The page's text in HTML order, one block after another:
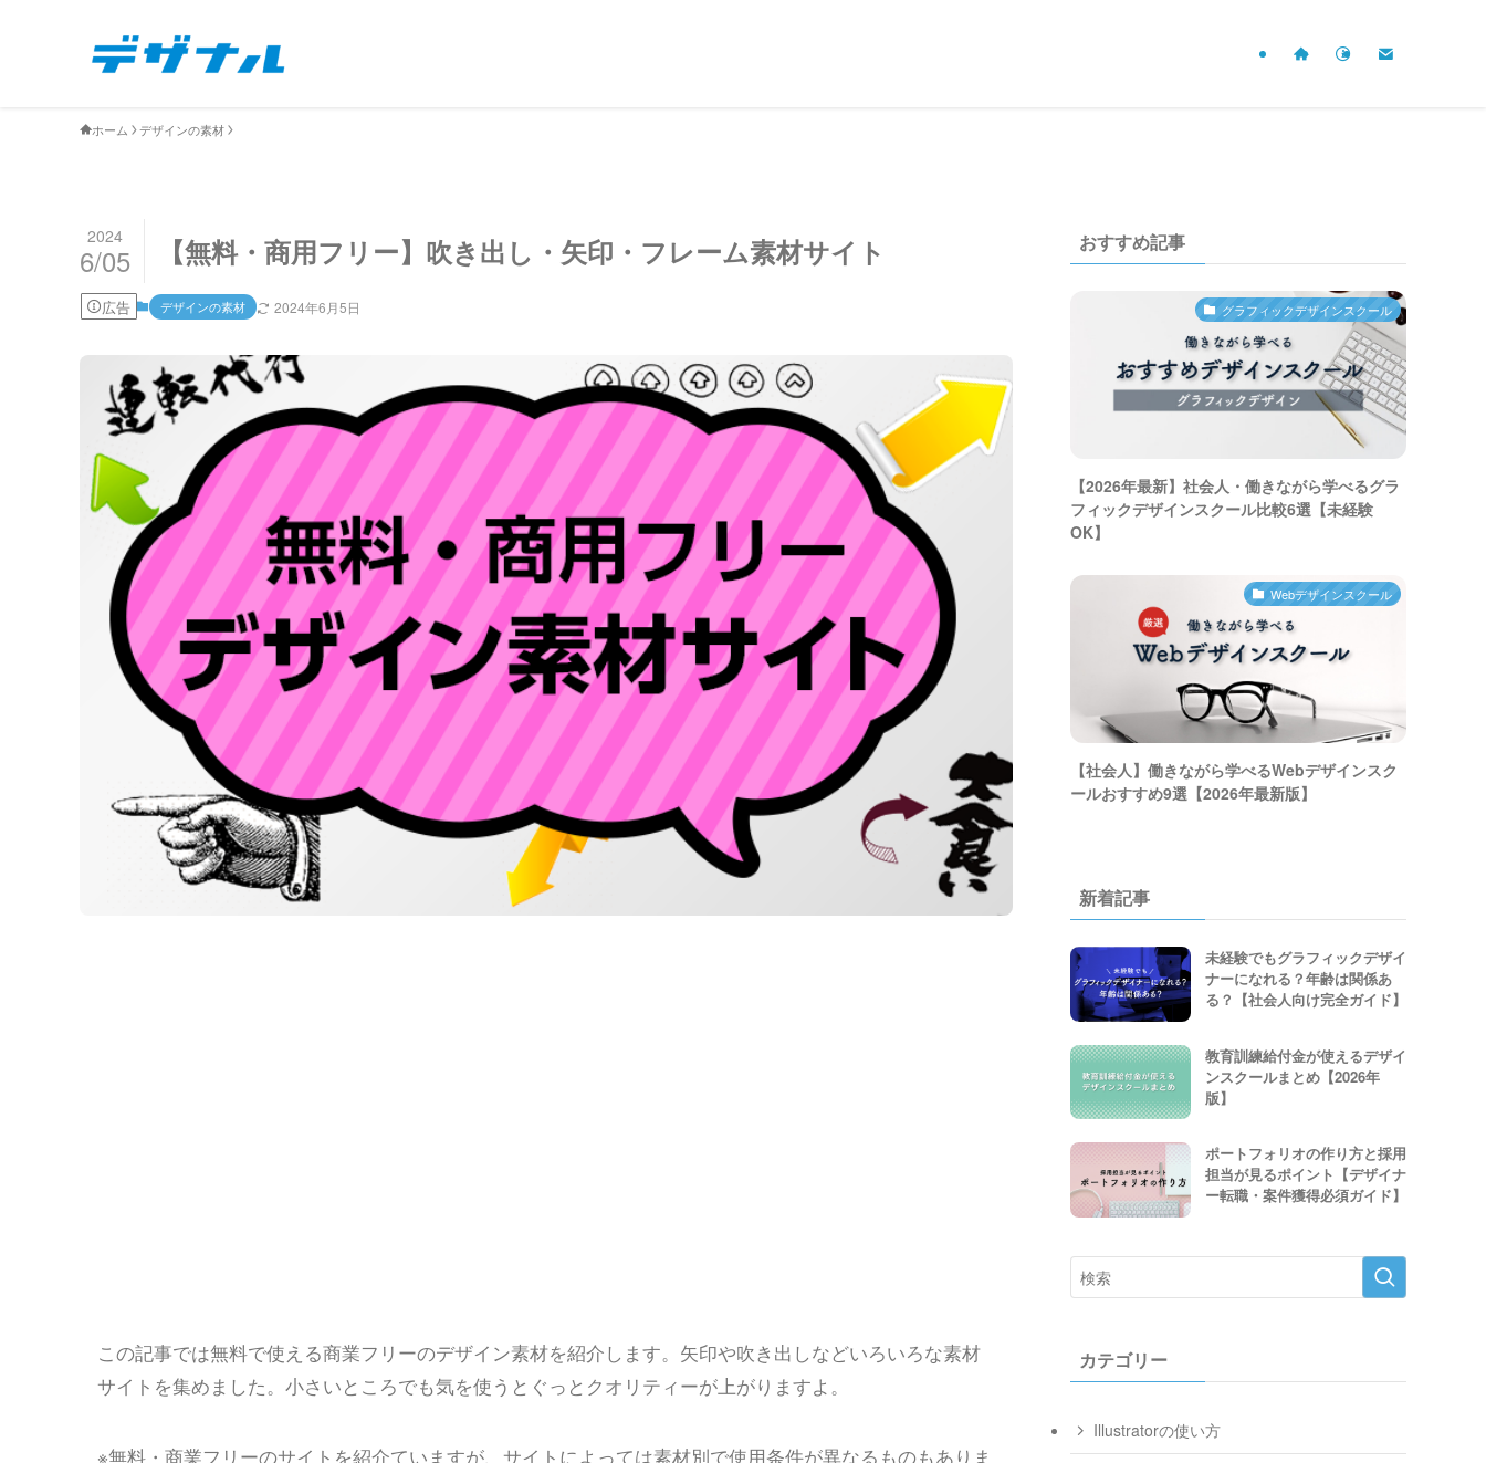
ホーム デザインの素材
【無料・商用フリー】吹き出し・矢印・フレーム素材サイト
2024
6/05
広告 デザインの素材 2024年6月5日
この記事では無料で使える商業フリーのデザイン素材を紹介します。矢印や吹き出しなどいろいろな素材
サイトを集めました。小さいところでも気を使うとぐっとクオリティーが上がりますよ。
※無料・商業フリーのサイトを紹介ていますが、サイトによっては素材別で使用条件が異なるものもありま
おすすめ記事
グラフィックデザインスクール
【2026年最新】社会人・働きながら学べるグラ
フィックデザインスクール比較6選【未経験
OK】
Webデザインスクール
【社会人】働きながら学べるWebデザインスク
ールおすすめ9選【2026年最新版】
新着記事
未経験でもグラフィックデザイ
ナーになれる？年齢は関係あ
る？【社会人向け完全ガイド】
教育訓練給付金が使えるデザイ
ンスクールまとめ【2026年
版】
ポートフォリオの作り方と採用
担当が見るポイント【デザイナ
ー転職・案件獲得必須ガイド】
カテゴリー
Illustratorの使い方